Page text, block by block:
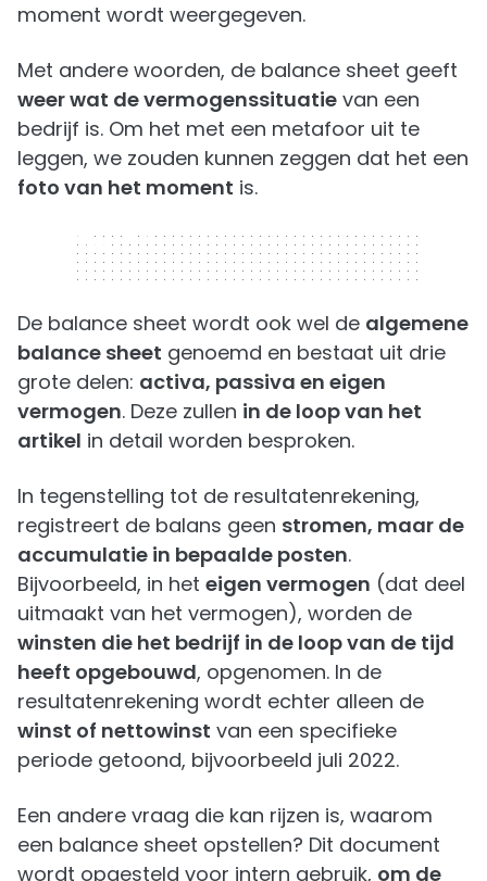
moment wordt weergegeven.
Met andere woorden, de balance sheet geeft
weer wat de vermogenssituatie van een
bedrijf is. Om het met een metafoor uit te
leggen, we zouden kunnen zeggen dat het een
foto van het moment is.
320 x 50
De balance sheet wordt ook wel de algemene
balance sheet genoemd en bestaat uit drie
grote delen: activa, passiva en eigen
vermogen. Deze zullen in de loop van het
artikel in detail worden besproken.
In tegenstelling tot de resultatenrekening,
registreert de balans geen stromen, maar de
accumulatie in bepaalde posten.
Bijvoorbeeld, in het eigen vermogen (dat deel
uitmaakt van het vermogen), worden de
winsten die het bedrijf in de loop van de tijd
heeft opgebouwd, opgenomen. In de
resultatenrekening wordt echter alleen de
winst of nettowinst van een specifieke
periode getoond, bijvoorbeeld juli 2022.
Een andere vraag die kan rijzen is, waarom
een balance sheet opstellen? Dit document
wordt opgesteld voor intern gebruik, om de